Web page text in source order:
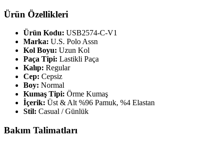
Ürün Özellikleri
Ürün Kodu: USB2574-C-V1
Marka: U.S. Polo Assn
Kol Boyu: Uzun Kol
Paça Tipi: Lastikli Paça
Kalıp: Regular
Cep: Cepsiz
Boy: Normal
Kumaş Tipi: Örme Kumaş
İçerik: Üst & Alt %96 Pamuk, %4 Elastan
Stil: Casual / Günlük
Bakım Talimatları